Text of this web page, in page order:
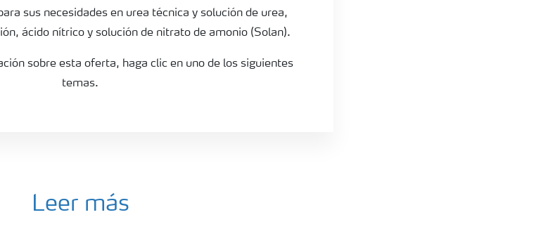
sus necesidades en urea técnica y solución de urea,
ácido nítrico y solución de nitrato de amonio (Solan).
sobre esta oferta, haga clic en uno de los siguientes
temas.
Leer más